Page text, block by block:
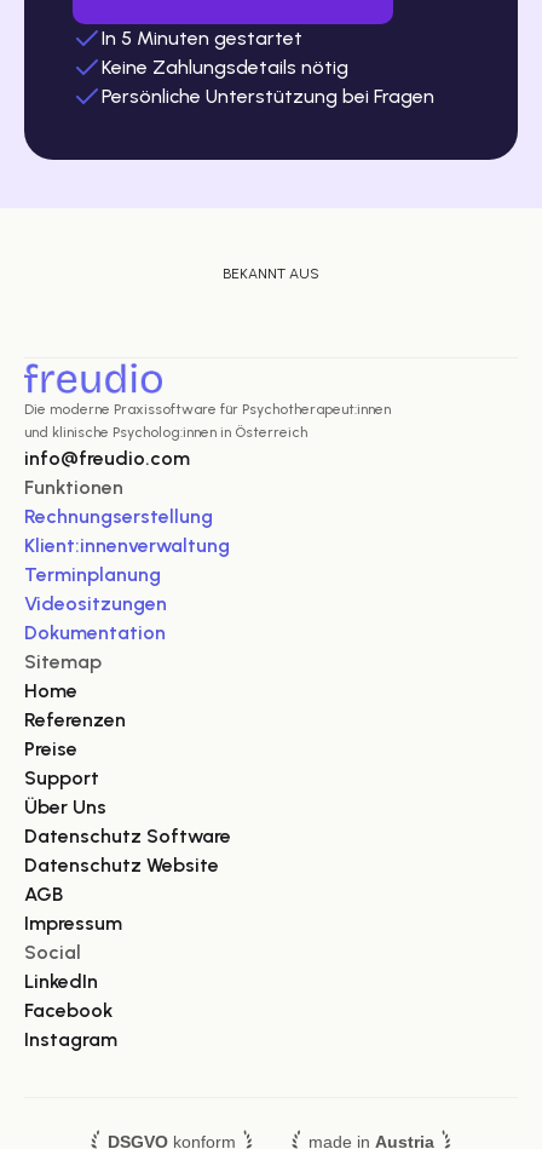
In 5 Minuten gestartet
Keine Zahlungsdetails nötig
Persönliche Unterstützung bei Fragen
Die moderne Praxissoftware für Psychotherapeut:innen
und klinische Psycholog:innen in Österreich
info@freudio.com
Funktionen
Rechnungserstellung
Klient:innenverwaltung
Terminplanung
Videositzungen
Dokumentation
Sitemap
Home
Über Uns
Referenzen
Preise
Support
Impressum
AGB
Datenschutz Website
Datenschutz Software
Social
LinkedIn
Facebook
Instagram
DSGVO konform made in Austria
BEKANNT AUS